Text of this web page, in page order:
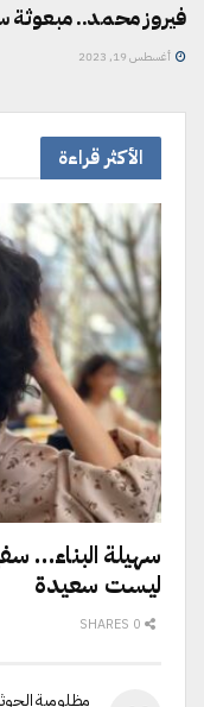
فيروز محمد.. مبعوثة
أغسطس 19, 2023
الأكثر قراءة
سهيلة البناء…
ليست سعيدة
مظلومية